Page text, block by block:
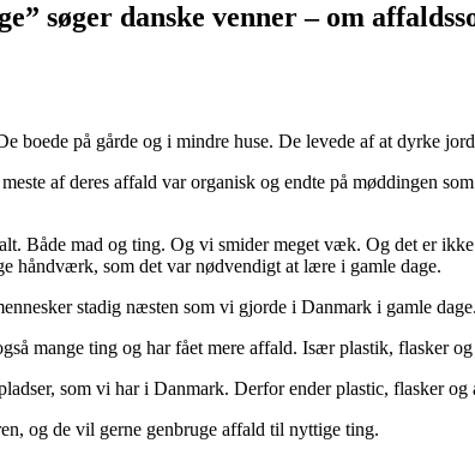
søger danske venner – om
boede på gårde og i mindre huse. De levede af at dyrke
af deres affald var organisk og endte på møddingen
Både mad og ting. Og vi smider meget væk. Og det er
håndværk, som det var nødvendigt at lære i gamle dage.
stadig næsten som vi gjorde i Danmark i gamle
mange ting og har fået mere affald. Især plastik, flasker og
som vi har i Danmark. Derfor ender plastic, flasker
og de vil gerne genbruge affald til nyttige ting.